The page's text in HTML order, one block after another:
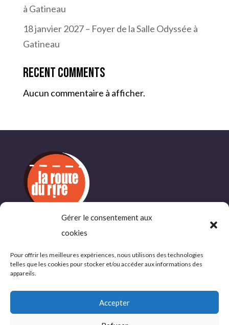
Gérer le consentement aux
cookies
Pour offrir les meilleures expériences, nous utilisons des technologies
telles que les cookies pour stocker et/ou accéder aux informations des
appareils.
Accepter
à Gatineau
18 janvier 2027 – Foyer de la Salle Odyssée à
Gatineau
Recent Comments
Aucun commentaire à afficher.
INFORMATIONS
COMPLÉMENTAIRES
Politique de confidentialité